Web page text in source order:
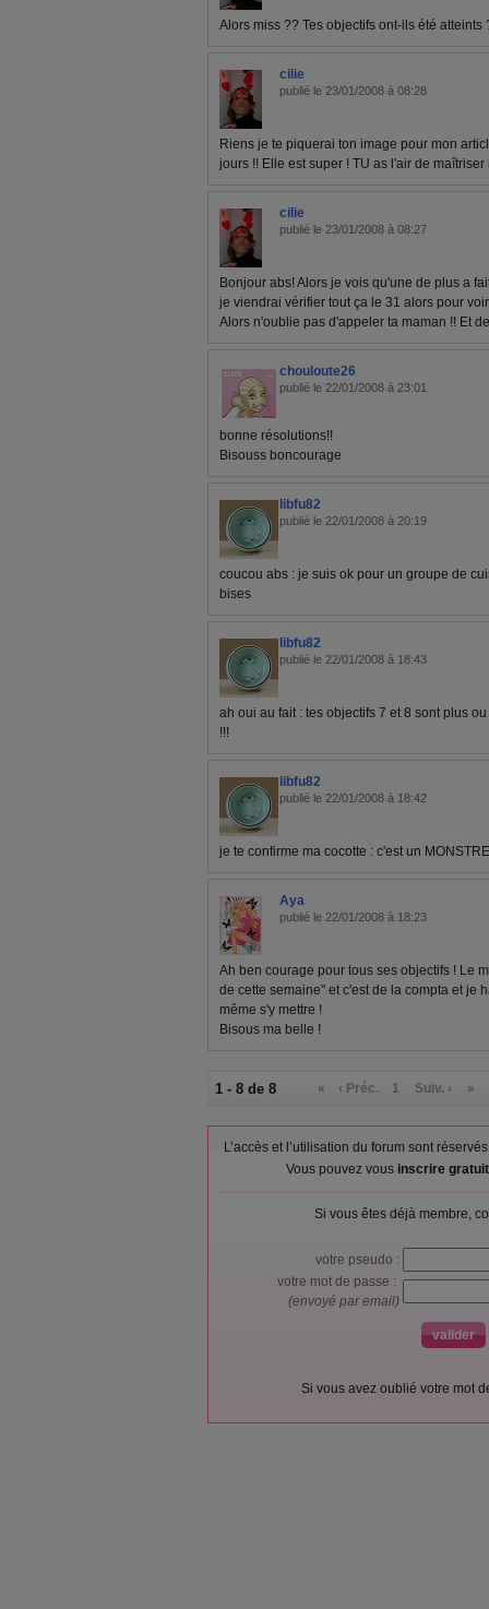
Alors miss ?? Tes objectifs ont-ils été
cilie
publié le 23/01/2008 à 08:28
Riens je te piquerai ton image pour mon
jours !! Elle est super ! TU as l'air de
cilie
publié le 23/01/2008 à 08:27
Bonjour abs! Alors je vois qu'une de plus a
je viendrai vérifier tout ça le 31 alors pour
Alors n'oublie pas d'appeler ta maman !! Et
chouloute26
publié le 22/01/2008 à 23:01
bonne résolutions!!
Bisouss boncourage
libfu82
publié le 22/01/2008 à 20:19
coucou abs : je suis ok pour un groupe de
bises
libfu82
publié le 22/01/2008 à 18:43
ah oui au fait : tes objectifs 7 et 8 sont plus
!!!
libfu82
publié le 22/01/2008 à 18:42
je te confirme ma cocotte : c'est un
Aya
publié le 22/01/2008 à 18:23
Ah ben courage pour tous ses objectifs ! Le
de cette semaine" et c'est de la compta et je
même s'y mettre !
Bisous ma belle !
1 - 8 de 8 « ‹ Préc. 1 Suiv. › »
L’accès et l’utilisation du forum sont
Vous pouvez vous inscrire
Si vous êtes déjà membre,
votre pseudo :
votre mot de passe :
(envoyé par email)
Si vous avez oublié votre mot